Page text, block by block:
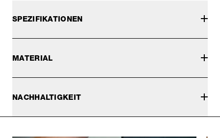
SPEZIFIKATIONEN
MATERIAL
NACHHALTIGKEIT